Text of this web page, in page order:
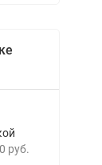
руб.